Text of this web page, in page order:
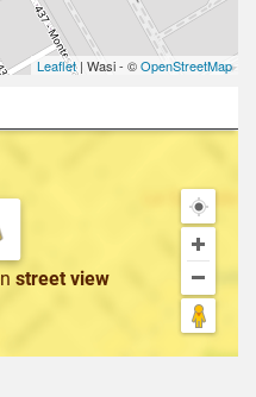
Leaflet| Wasi - ©OpenStreetMap
street view